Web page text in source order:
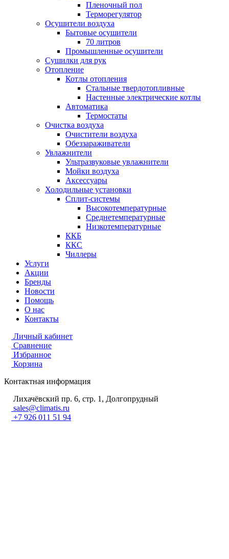
Пленочный пол
Терморегулятор
Осушители воздуха
Бытовые осушители
70 литров
Промышленные осушители
Сушилки для рук
Отопление
Котлы отопления
Стальные твердотопливные
Настенные электрические котлы
Автоматика
Термостаты
Очистка воздуха
Очистители воздуха
Обеззараживатели
Увлажнители
Ультразвуковые увлажнители
Мойки воздуха
Аксессуары
Холодильные установки
Сплит-системы
Высокотемпературные
Среднетемпературные
Низкотемпературные
ККБ
ККС
Чиллеры
Услуги
Акции
Бренды
Новости
Помощь
О нас
Контакты
Личный кабинет
Сравнение
Избранное
Корзина
Контактная информация
Лихачёвский пр. 6, стр. 1, Долгопрудный
sales@climatis.ru
+7 926 011 51 94